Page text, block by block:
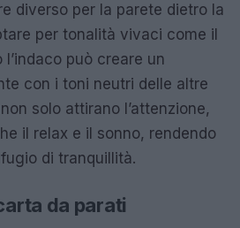
diverso per la parete dietro la
per tonalità vivaci come il
l’indaco può creare un
con i toni neutri delle altre
solo attirano l’attenzione,
il relax e il sonno, rendendo
di tranquillità.
da parati